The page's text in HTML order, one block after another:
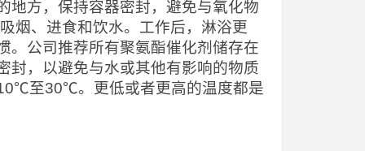
地方，保持容器密封，避免与氧化物
烟、进食和饮水。工作后，淋浴更
。公司推荐所有聚氨酯催化剂储存在
封，以避免与水或其他有影响的物质
至30℃。更低或者更高的温度都是